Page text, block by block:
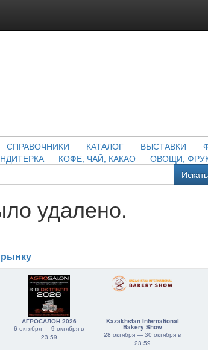
СПРАВОЧНИКИ КАТАЛОГ ВЫСТАВКИ
КОФЕ, ЧАЙ, КАКАО ОВОЩИ,
Искать
удалено.
рынку
АГРОСАЛОН 2026
6 октября — 9 октября в
23:59
Kazakhstan International
Bakery Show
28 октября — 30 октября в
23:59